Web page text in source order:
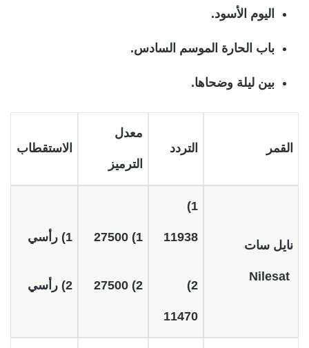
اليوم الأسود.
باب الحارة الموسم السادس.
بين ليلة وضحاها.
القمر التردد
معدل
الترميز
الاستقطاب
نايل سات
Nilesat
1)
11938
2)
11470
1) 27500
2) 27500
1) رأسي
2) رأسي